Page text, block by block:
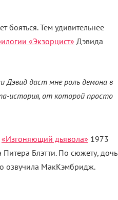
бояться. Тем удивительнее
«Экзорцист» Дэвида
Дэвид даст мне роль демона в
история, от которой просто
«Изгоняющий дьявола» 1973
Блэтти. По сюжету, дочь
озвучила МакКэмбридж.